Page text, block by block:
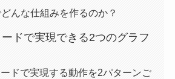
んな仕組みを作るのか？
ドで実現できる2つのグラフ
ドで実現する動作を2パターンご